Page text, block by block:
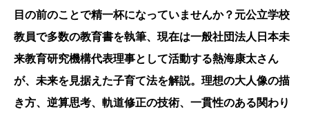
目の前のことで精一杯になっていませんか？元公立学校
教員で多数の教育書を執筆、現在は一般社団法人日本未
来教育研究機構代表理事として活動する熱海康太さん
が、未来を見据えた子育て法を解説。理想の大人像の描
き方、逆算思考、軌道修正の技術、一貫性のある関わり